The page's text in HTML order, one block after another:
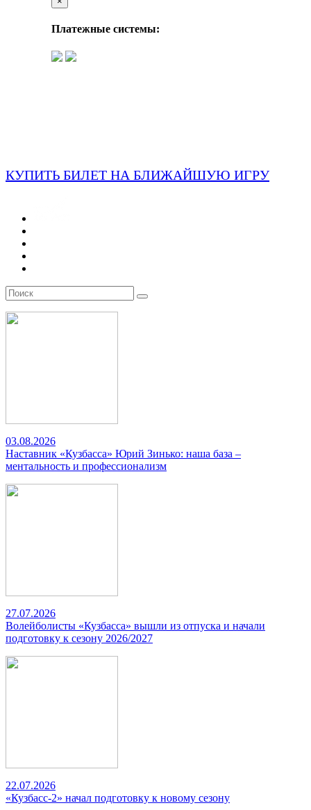
Платежные системы:
КУПИТЬ БИЛЕТ НА БЛИЖАЙШУЮ ИГРУ
03.08.2026
Наставник «Кузбасса» Юрий Зинько: наша база –
ментальность и профессионализм
27.07.2026
Волейболисты «Кузбасса» вышли из отпуска и начали
подготовку к сезону 2026/2027
22.07.2026
«Кузбасс-2» начал подготовку к новому сезону